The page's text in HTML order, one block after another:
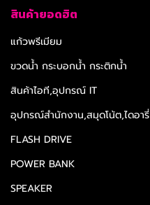
สินค้ายอดฮิต
แก้วพรีเมียม
ขวดน้ำ กระบอกน้ำ กระติกน้ำ
สินค้าไอที,อุปกรณ์ IT
อุปกรณ์สำนักงาน,สมุดโน้ต,ไดอารี่
FLASH DRIVE
POWER BANK
SPEAKER